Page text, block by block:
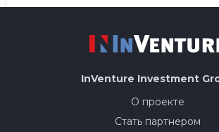
InVenture Investment
О проекте
Стать партнером